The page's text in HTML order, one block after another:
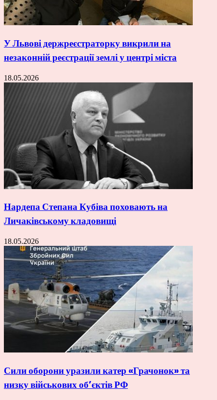
У Львові держреєстраторку викрили на
незаконній реєстрації землі у центрі міста
18.05.2026
Нардепа Степана Кубіва поховають на
Личаківському кладовищі
18.05.2026
Сили оборони уразили катер «Грачонок» та
низку військових об’єктів РФ